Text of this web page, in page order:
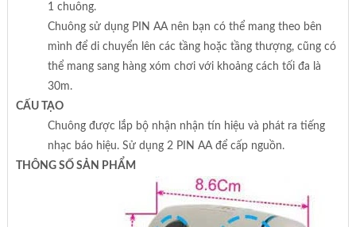
1 chuông.
Chuông sử dụng PIN AA nên bạn có thể mang theo bên
mình để di chuyển lên các tầng hoặc tầng thượng, cũng có
thể mang sang hàng xóm chơi với khoảng cách tối đa là
30m.
CẤU TẠO
Chuông được lắp bộ nhận nhận tín hiệu và phát ra tiếng
nhạc báo hiệu. Sử dụng 2 PIN AA để cấp nguồn.
THÔNG SỐ SẢN PHẨM